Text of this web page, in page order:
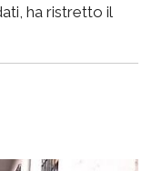
ha ristretto il